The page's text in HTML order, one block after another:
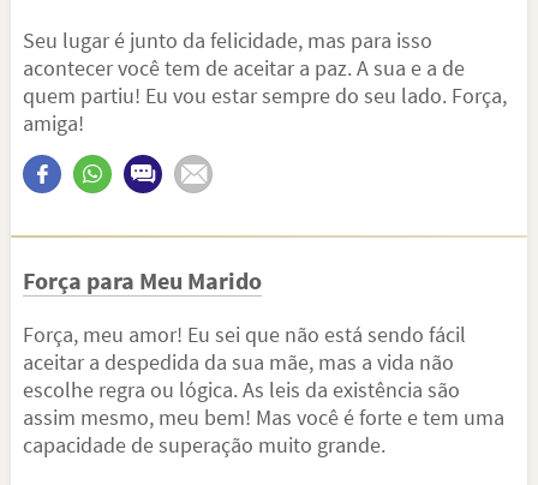
Seu lugar é junto da felicidade, mas para isso
acontecer você tem de aceitar a paz. A sua e a de
quem partiu! Eu vou estar sempre do seu lado. Força,
amiga!
Força para Meu Marido
Força, meu amor! Eu sei que não está sendo fácil
aceitar a despedida da sua mãe, mas a vida não
escolhe regra ou lógica. As leis da existência são
assim mesmo, meu bem! Mas você é forte e tem uma
capacidade de superação muito grande.